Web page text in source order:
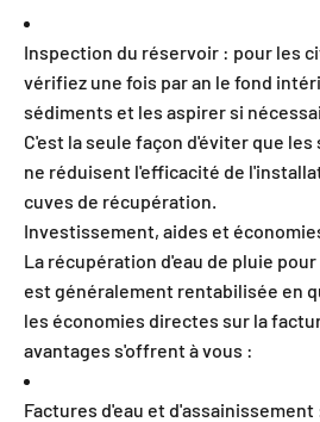
Inspection du réservoir : pour les
vérifiez une fois par an le fond
sédiments et les aspirer si
C'est la seule façon d'éviter que
ne réduisent l'efficacité de
cuves de récupération.
Investissement, aides et
La récupération d'eau de pluie
est généralement rentabilisée en
les économies directes sur la
avantages s'offrent à vous :
Factures d'eau et d'assainissement